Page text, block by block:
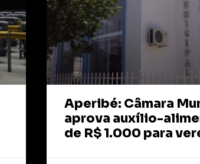
Aperibé: Câmara
aprova auxílio-
de R$ 1.000 para